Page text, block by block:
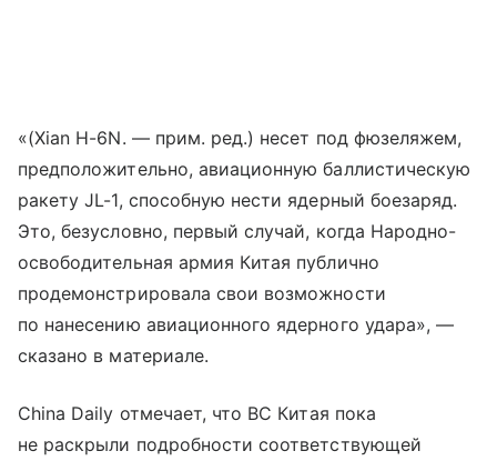
«(Xian H-6N. — прим. ред.) несет под фюзеляжем,
предположительно, авиационную баллистическую
ракету JL-1, способную нести ядерный боезаряд.
Это, безусловно, первый случай, когда Народно-
освободительная армия Китая публично
продемонстрировала свои возможности
по нанесению авиационного ядерного удара», —
сказано в материале.
China Daily отмечает, что ВС Китая пока
не раскрыли подробности соответствующей